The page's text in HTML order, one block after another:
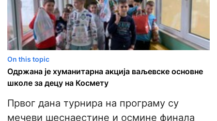
On this topic
Одржана је хуманитарна акција ваљевске основне
школе за децу на Космету
Првог дана турнира на програму су
мечеви шеснаестине и осмине финала